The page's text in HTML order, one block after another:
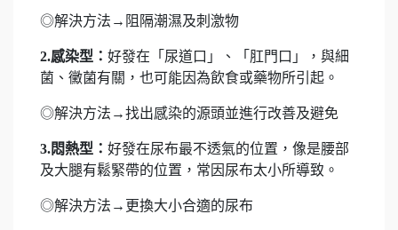
◎解決方法→阻隔潮濕及刺激物
2.感染型： 好發在「尿道口」、「肛門口」，與細
菌、黴菌有關，也可能因為飲食或藥物所引起。
◎解決方法→找出感染的源頭並進行改善及避免
3.悶熱型： 好發在尿布最不透氣的位置，像是腰部
及大腿有鬆緊帶的位置，常因尿布太小所導致。
◎解決方法→更換大小合適的尿布